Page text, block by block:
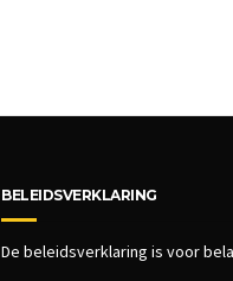
BELEIDSVERKLARING
De beleidsverklaring is voor